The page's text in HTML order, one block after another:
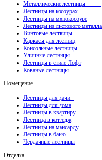
Металлические лестницы
Лестницы на косоурах
Лестницы на монокосоуре
Лестницы из листового металла
Винтовые лестницы
Каркасы для лестниц
Консольные лестницы
Уличные лестницы
Лестницы в стиле Лофт
Кованые лестницы
Помещение
Лестницы для дачи
Лестницы для дома
Лестницы в квартиру
Лестница в коттедж
Лестницы на мансарду
Лестницы в баню
Чердачные лестницы
Отделка